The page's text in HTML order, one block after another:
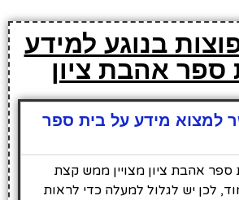
בנוגע למידע
ספר אהבת ציון
למצוא מידע על בית ספר
אהבת ציון מצויין ממש קצת
לכן יש לגלול למעלה כדי לראות